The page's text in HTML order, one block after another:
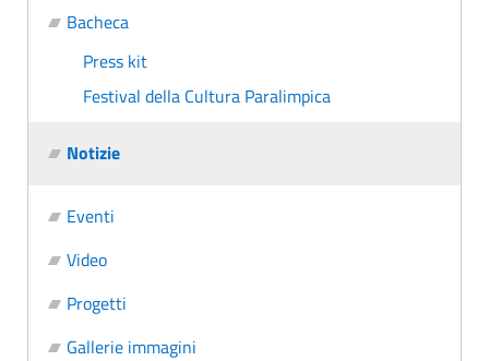
Bacheca
Press kit
Festival della Cultura Paralimpica
Notizie
Eventi
Video
Progetti
Gallerie immagini